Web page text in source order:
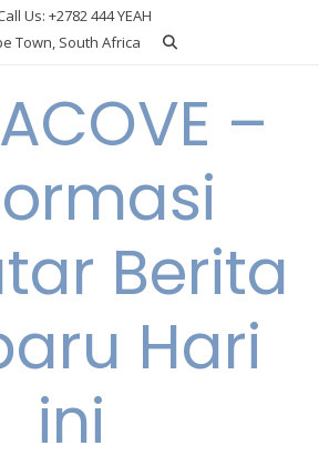
Us: +2782 444 YEAH
Town, South Africa
–
Berita
Hari
ini